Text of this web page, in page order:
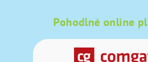
Pohodlné online